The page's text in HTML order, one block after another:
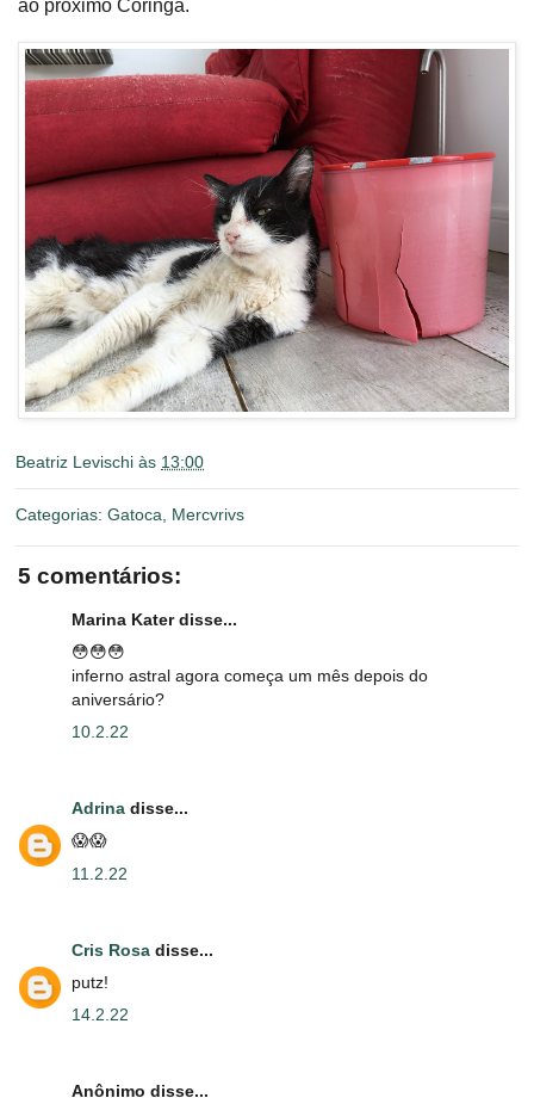
ao próximo Coringa.
Beatriz Levischi às 13:00
Categorias: Gatoca, Mercvrivs
5 comentários:
Marina Kater disse...
😳😳😳
inferno astral agora começa um mês depois do
aniversário?
10.2.22
Adrina disse...
😱😱
11.2.22
Cris Rosa disse...
putz!
14.2.22
Anônimo disse...